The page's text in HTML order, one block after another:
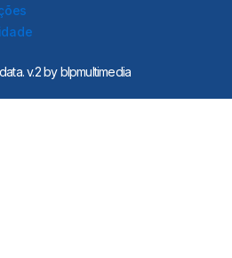
v.2 by blpmultimedia
n
i